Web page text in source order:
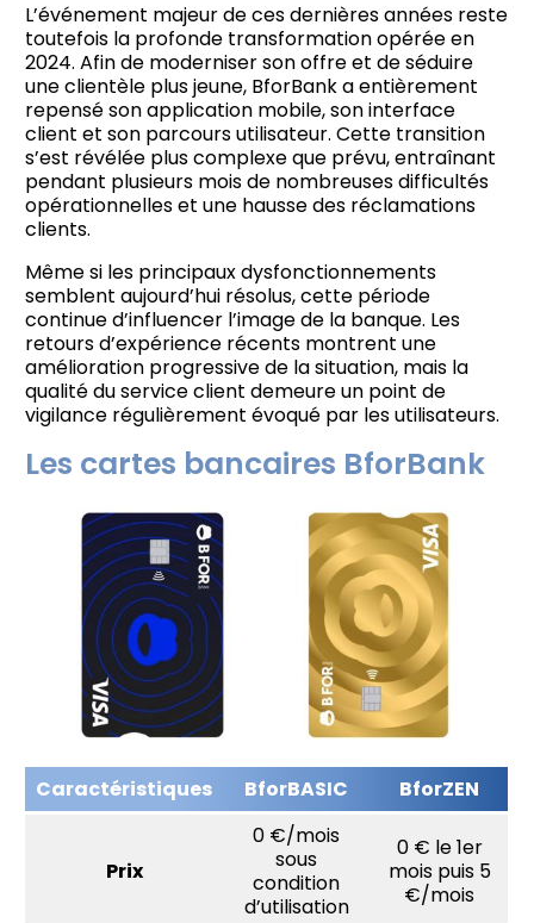
L’événement majeur de ces dernières années reste
toutefois la profonde transformation opérée en
2024. Afin de moderniser son offre et de séduire
une clientèle plus jeune, BforBank a entièrement
repensé son application mobile, son interface
client et son parcours utilisateur. Cette transition
s’est révélée plus complexe que prévu, entraînant
pendant plusieurs mois de nombreuses difficultés
opérationnelles et une hausse des réclamations
clients.
Même si les principaux dysfonctionnements
semblent aujourd’hui résolus, cette période
continue d’influencer l’image de la banque. Les
retours d’expérience récents montrent une
amélioration progressive de la situation, mais la
qualité du service client demeure un point de
vigilance régulièrement évoqué par les utilisateurs.
Les cartes bancaires BforBank
Caractéristiques BforBASIC BforZEN
Prix
0 €/mois
sous
condition
d’utilisation
0 € le 1er
mois puis 5
€/mois